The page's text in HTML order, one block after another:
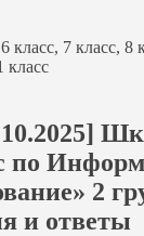
класс, 7 класс, 8
класс
2
и ответы